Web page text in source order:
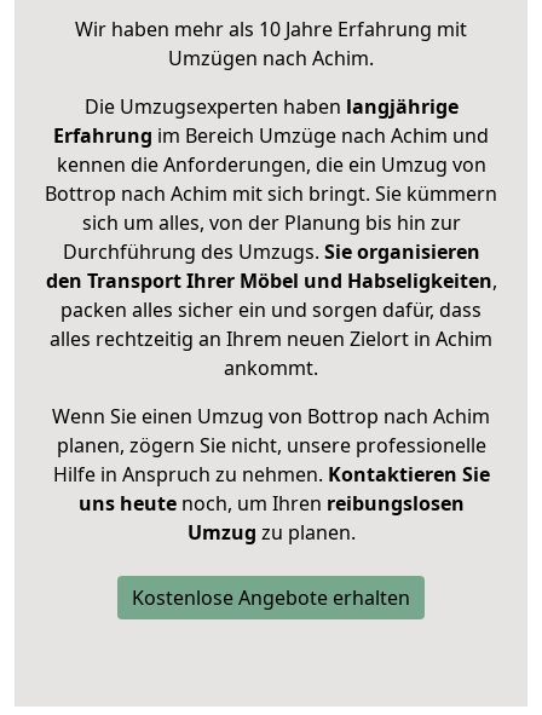
Wir haben mehr als 10 Jahre Erfahrung mit
Umzügen nach Achim.
Die Umzugsexperten haben langjährige
Erfahrung im Bereich Umzüge nach Achim und
kennen die Anforderungen, die ein Umzug von
Bottrop nach Achim mit sich bringt. Sie kümmern
sich um alles, von der Planung bis hin zur
Durchführung des Umzugs. Sie organisieren
den Transport Ihrer Möbel und Habseligkeiten,
packen alles sicher ein und sorgen dafür, dass
alles rechtzeitig an Ihrem neuen Zielort in Achim
ankommt.
Wenn Sie einen Umzug von Bottrop nach Achim
planen, zögern Sie nicht, unsere professionelle
Hilfe in Anspruch zu nehmen. Kontaktieren Sie
uns heutenoch, um Ihren reibungslosen
Umzug zu planen.
Kostenlose Angebote erhalten